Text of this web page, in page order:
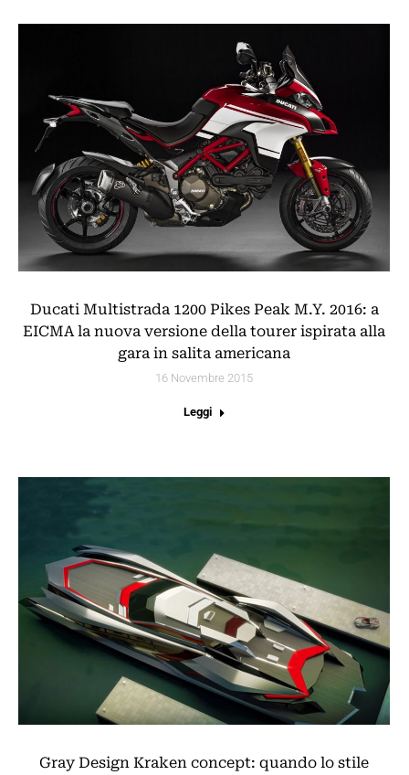
Ducati Multistrada 1200 Pikes Peak M.Y. 2016: a
EICMA la nuova versione della tourer ispirata alla
gara in salita americana
16 Novembre 2015
Leggi
Gray Design Kraken concept: quando lo stile